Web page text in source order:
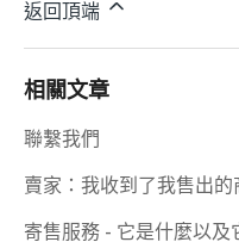
返回頂端
相關文章
聯繫我們
賣家：我收到了我售出
寄售服務 - 它是什麼以及